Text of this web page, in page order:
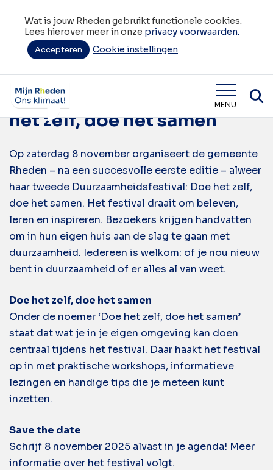
Wat is jouw Rheden gebruikt functionele cookies.
Lees hierover meer in onze privacy voorwaarden.
Accepteren Cookie instellingen
Wat is jouw Rheden MENU
Tag:Duurzaamheidsfestival
Duurzaamheidsfestival: Doe
het zelf, doe het samen
Op zaterdag 8 november organiseert de gemeente
Rheden – na een succesvolle eerste editie – alweer
haar tweede Duurzaamheidsfestival: Doe het zelf,
doe het samen. Het festival draait om beleven,
leren en inspireren. Bezoekers krijgen handvatten
om in hun eigen huis aan de slag te gaan met
duurzaamheid. Iedereen is welkom: of je nou nieuw
bent in duurzaamheid of er alles al van weet.
Doe het zelf, doe het samen
Onder de noemer ‘Doe het zelf, doe het samen’
staat dat wat je in je eigen omgeving kan doen
centraal tijdens het festival. Daar haakt het festival
op in met praktische workshops, informatieve
lezingen en handige tips die je meteen kunt
inzetten.
Save the date
Schrijf 8 november 2025 alvast in je agenda! Meer
informatie over het festival volgt.